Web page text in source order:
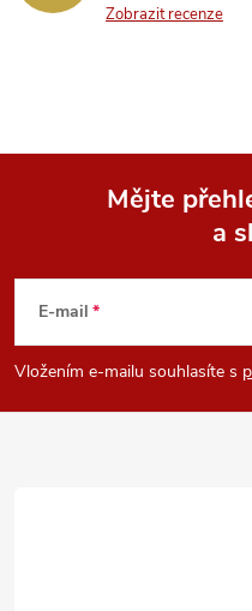
Zobrazit recenze
p
Mějte
a
E-mail
Vložením e-mailu souhlasíte s